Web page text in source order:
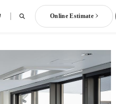
Online Estimate